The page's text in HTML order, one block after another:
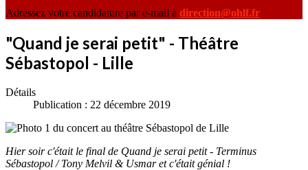
Adressez votre candidature par e-mail à direction@ohlf.fr
"Quand je serai petit" - Théâtre
Sébastopol - Lille
Détails
Publication : 22 décembre 2019
Hier soir c'était le final de Quand je serai petit - Terminus
Sébastopol / Tony Melvil & Usmar et c'était génial !